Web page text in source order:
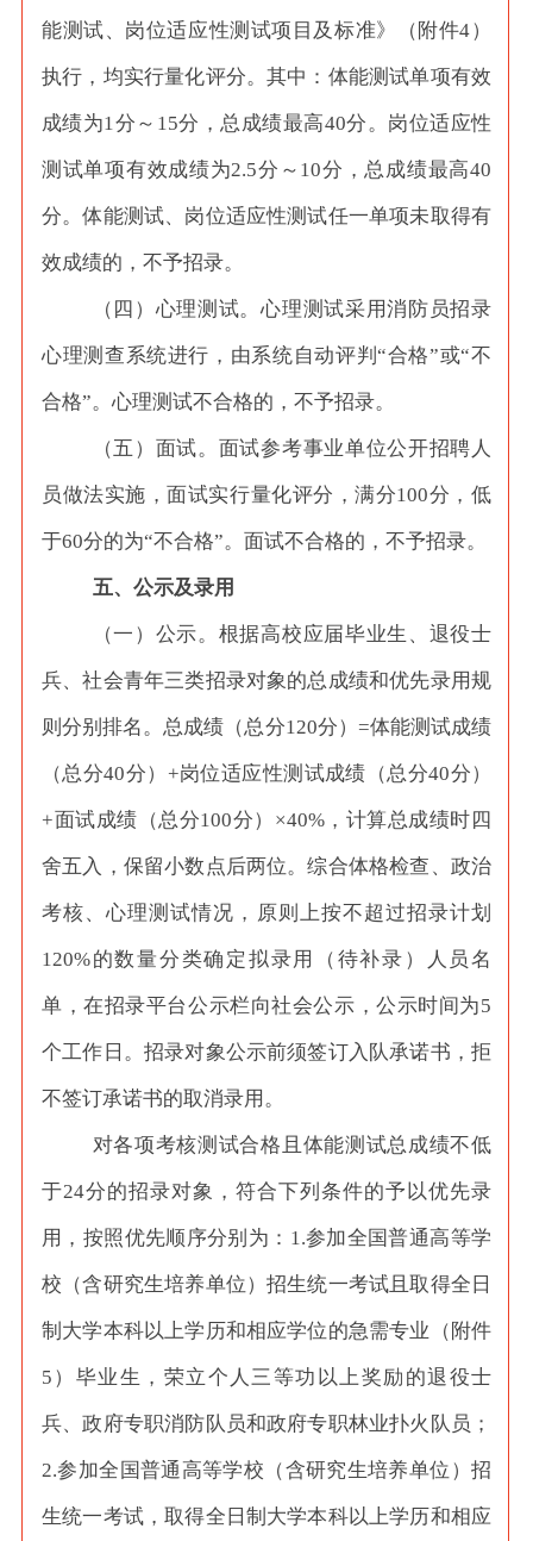
能测试、岗位适应性测试项目及标准》（附件4）
执行，均实行量化评分。其中：体能测试单项有效
成绩为1分～15分，总成绩最高40分。岗位适应性
测试单项有效成绩为2.5分～10分，总成绩最高40
分。体能测试、岗位适应性测试任一单项未取得有
效成绩的，不予招录。
（四）心理测试。心理测试采用消防员招录
心理测查系统进行，由系统自动评判“合格”或“不
合格”。心理测试不合格的，不予招录。
（五）面试。面试参考事业单位公开招聘人
员做法实施，面试实行量化评分，满分100分，低
于60分的为“不合格”。面试不合格的，不予招录。
五、公示及录用
（一）公示。根据高校应届毕业生、退役士
兵、社会青年三类招录对象的总成绩和优先录用规
则分别排名。总成绩（总分120分）=体能测试成绩
（总分40分）+岗位适应性测试成绩（总分40分）
+面试成绩（总分100分）×40%，计算总成绩时四
舍五入，保留小数点后两位。综合体格检查、政治
考核、心理测试情况，原则上按不超过招录计划
120%的数量分类确定拟录用（待补录）人员名
单，在招录平台公示栏向社会公示，公示时间为5
个工作日。招录对象公示前须签订入队承诺书，拒
不签订承诺书的取消录用。
对各项考核测试合格且体能测试总成绩不低
于24分的招录对象，符合下列条件的予以优先录
用，按照优先顺序分别为：1.参加全国普通高等学
校（含研究生培养单位）招生统一考试且取得全日
制大学本科以上学历和相应学位的急需专业（附件
5）毕业生，荣立个人三等功以上奖励的退役士
兵、政府专职消防队员和政府专职林业扑火队员；
2.参加全国普通高等学校（含研究生培养单位）招
生统一考试，取得全日制大学本科以上学历和相应